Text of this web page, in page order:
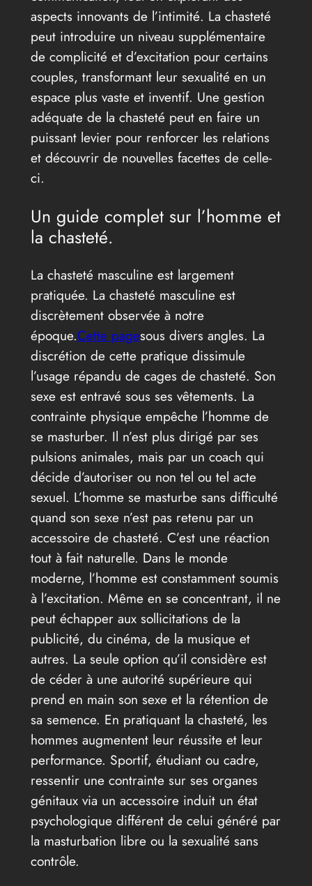
aspects innovants de l’intimité. La chasteté
peut introduire un niveau supplémentaire
de complicité et d’excitation pour certains
couples, transformant leur sexualité en un
espace plus vaste et inventif. Une gestion
adéquate de la chasteté peut en faire un
puissant levier pour renforcer les relations
et découvrir de nouvelles facettes de celle-
ci.
Un guide complet sur l’homme et
la chasteté.
La chasteté masculine est largement
pratiquée. La chasteté masculine est
discrètement observée à notre
époque.Cette pagesous divers angles. La
discrétion de cette pratique dissimule
l’usage répandu de cages de chasteté. Son
sexe est entravé sous ses vêtements. La
contrainte physique empêche l’homme de
se masturber. Il n’est plus dirigé par ses
pulsions animales, mais par un coach qui
décide d’autoriser ou non tel ou tel acte
sexuel. L’homme se masturbe sans difficulté
quand son sexe n’est pas retenu par un
accessoire de chasteté. C’est une réaction
tout à fait naturelle. Dans le monde
moderne, l’homme est constamment soumis
à l’excitation. Même en se concentrant, il ne
peut échapper aux sollicitations de la
publicité, du cinéma, de la musique et
autres. La seule option qu’il considère est
de céder à une autorité supérieure qui
prend en main son sexe et la rétention de
sa semence. En pratiquant la chasteté, les
hommes augmentent leur réussite et leur
performance. Sportif, étudiant ou cadre,
ressentir une contrainte sur ses organes
génitaux via un accessoire induit un état
psychologique différent de celui généré par
la masturbation libre ou la sexualité sans
contrôle.